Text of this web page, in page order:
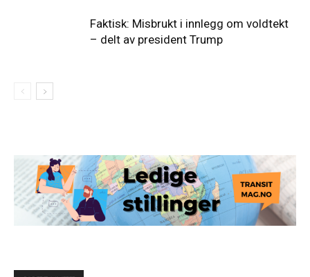
Faktisk: Misbrukt i innlegg om voldtekt
– delt av president Trump